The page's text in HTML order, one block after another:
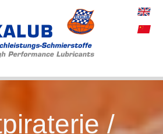
/
Produkte
Service